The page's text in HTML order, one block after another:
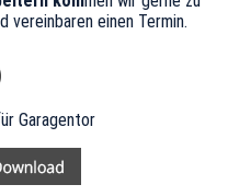
vereinbaren einen Termin.
Garagentor